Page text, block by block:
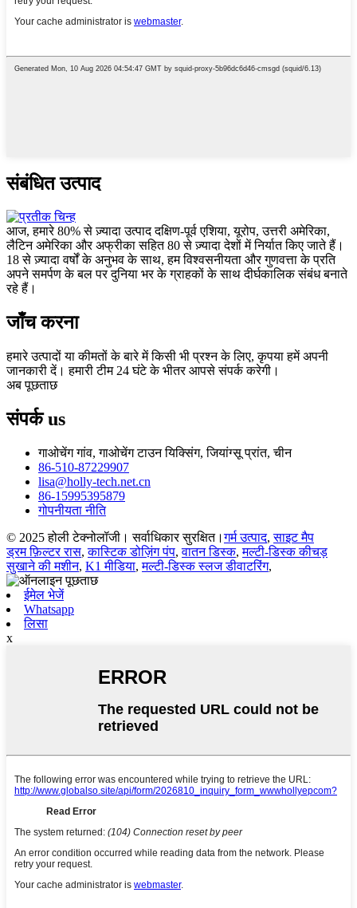
संबंधित उत्पाद
आज, हमारे 80% से ज़्यादा उत्पाद दक्षिण-पूर्व एशिया, यूरोप, उत्तरी अमेरिका,
लैटिन अमेरिका और अफ्रीका सहित 80 से ज़्यादा देशों में निर्यात किए जाते हैं।
18 से ज़्यादा वर्षों के अनुभव के साथ, हम विश्वसनीयता और गुणवत्ता के प्रति
अपने समर्पण के बल पर दुनिया भर के ग्राहकों के साथ दीर्घकालिक संबंध बनाते
रहे हैं।
जाँच करना
हमारे उत्पादों या कीमतों के बारे में किसी भी प्रश्न के लिए, कृपया हमें अपनी
जानकारी दें। हमारी टीम 24 घंटे के भीतर आपसे संपर्क करेगी।
अब पूछताछ
संपर्कus
गाओचेंग गांव, गाओचेंग टाउन यिक्सिंग, जियांग्सू प्रांत, चीन
86-510-87229907
lisa@holly-tech.net.cn
86-15995395879
गोपनीयता नीति
© 2025 होली टेक्नोलॉजी। सर्वाधिकार सुरक्षित।गर्म उत्पाद,साइट मैप
ड्रम फ़िल्टर रास,कास्टिक डोज़िंग पंप,वातन डिस्क,मल्टी-डिस्क कीचड़
सुखाने की मशीन, K1 मीडिया,मल्टी-डिस्क स्लज डीवाटरिंग,
ईमेल भेजें
Whatsapp
लिसा
x